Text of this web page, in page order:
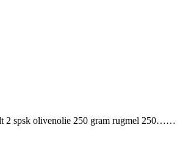
2 spsk olivenolie 250 gram rugmel 250……